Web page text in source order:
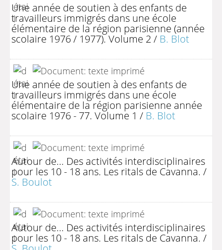
Une année de soutien à des enfants de
travailleurs immigrés dans une école
élémentaire de la région parisienne (année
scolaire 1976 / 1977). Volume 2 / B. Blot
Une année de soutien à des enfants de
travailleurs immigrés dans une école
élémentaire de la région parisienne année
scolaire 1976 - 77. Volume 1 / B. Blot
Autour de... Des activités interdisciplinaires
pour les 10 - 18 ans. Les ritals de Cavanna. /
S. Boulot
Autour de... Des activités interdisciplinaires
pour les 10 - 18 ans. Les ritals de Cavanna. /